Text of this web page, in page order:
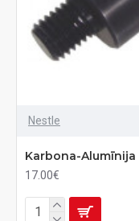
Nestle
Karbona-
17.00€